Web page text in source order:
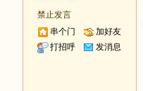
禁止发言
串个门
加好友
打招呼
发消息